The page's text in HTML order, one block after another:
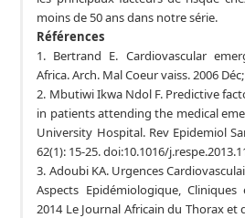
moins de 50 ans dans notre série.
Références
1. Bertrand E. Cardiovascular
Africa. Arch. Mal Coeur vaiss. 2006
2. Mbutiwi Ikwa Ndol F. Predictive
in patients attending the medical
University Hospital. Rev Epidemiol
62(1): 15-25. doi:10.1016/
3. Adoubi KA. Urgences
Aspects Epidémiologique,
2014 Le Journal Africain du Thorax et